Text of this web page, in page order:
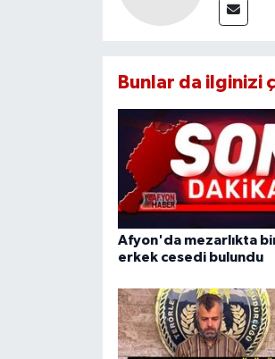
Bunlar da ilginizi
Afyon'da mezarlıkta
erkek cesedi bulundu